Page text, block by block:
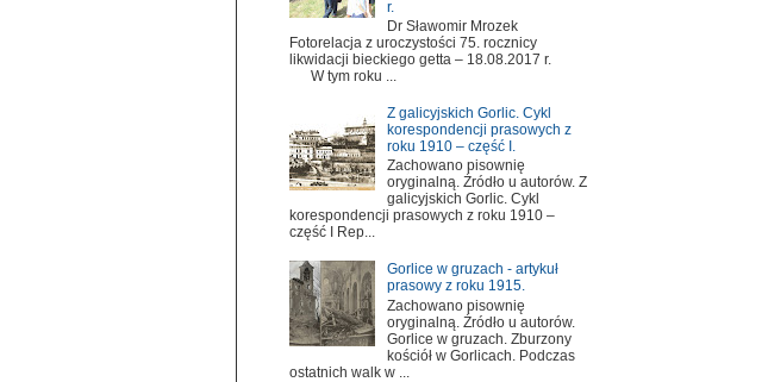
r.
Dr Sławomir Mrozek
Fotorelacja z uroczystości 75. rocznicy
likwidacji bieckiego getta – 18.08.2017 r.
W tym roku ...
Z galicyjskich Gorlic. Cykl
korespondencji prasowych z
roku 1910 – część I.
Zachowano pisownię
oryginalną. Źródło u autorów. Z
galicyjskich Gorlic. Cykl
korespondencji prasowych z roku 1910 –
część I Rep...
Gorlice w gruzach - artykuł
prasowy z roku 1915.
Zachowano pisownię
oryginalną. Źródło u autorów.
Gorlice w gruzach. Zburzony
kościół w Gorlicach. Podczas
ostatnich walk w ...